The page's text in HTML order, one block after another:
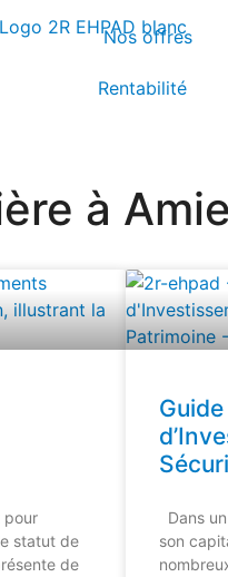
Nos offres
Rentabilité
à
pour
statut de
de
Dans
son